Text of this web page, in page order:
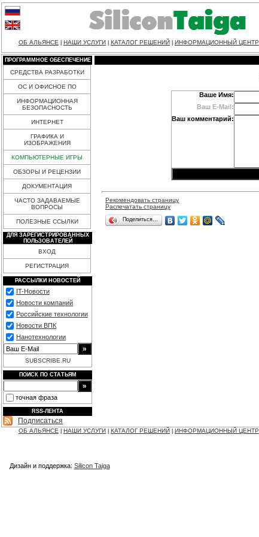
ОБ АЛЬЯНСЕ НАШИ УСЛУГИ КАТАЛОГ РЕШЕНИЙ ИНФОРМАЦИОННЫЙ ЦЕНТР
ПРОГРАММНОЕ ОБЕСПЕЧЕНИЕ
СРЕДСТВА РАЗРАБОТКИ
ОС И ОФИСНОЕ ПО
ИНФОРМАЦИОННАЯ
БЕЗОПАСНОСТЬ
ИНТЕРНЕТ
ГРАФИКА И
ИЗОБРАЖЕНИЯ
КОМПЬЮТЕРНЫЕ ИГРЫ
ОБЗОРЫ И РЕЦЕНЗИИ
ДОКУМЕНТАЦИЯ
ЧАСТО ЗАДАВАЕМЫЕ
ВОПРОСЫ
ПОЛЕЗНЫЕ ССЫЛКИ
ДЛЯ ЗАРЕГИСТРИРОВАННЫХ
ПОЛЬЗОВАТЕЛЕЙ
ВХОД
РЕГИСТРАЦИЯ
РАССЫЛКИ НОВОСТЕЙ
IT-Новости
Новости компаний
Российские технологии
Новости ВПК
Нанотехнологии
SUBSCRIBE.RU
ПОИСК ПО СТАТЬЯМ
точная фраза
RSS-ЛЕНТА
Подписаться
Ваше Имя:
Ваш E-Mail:
Ваш комментарий:
Рекомендовать страницу
Распечатать страницу
Поделиться…
ОБ АЛЬЯНСЕ НАШИ УСЛУГИ КАТАЛОГ РЕШЕНИЙ ИНФОРМАЦИОННЫЙ ЦЕНТР
Дизайн и поддержка: Silicon Taiga